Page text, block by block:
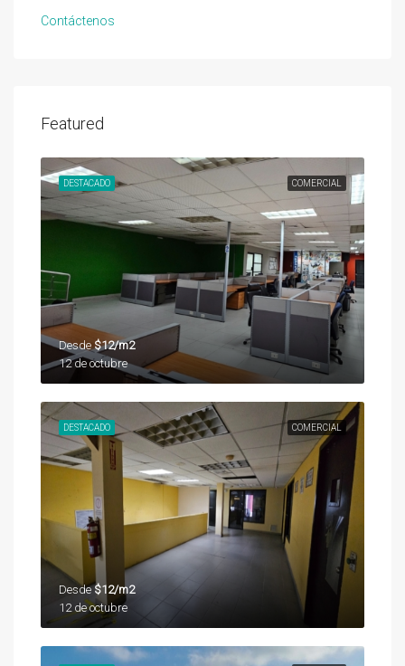
Contáctenos
Featured
COMERCIAL
DESTACADO
Desde$12/m2
12 de octubre
COMERCIAL
DESTACADO
Desde$12/m2
12 de octubre